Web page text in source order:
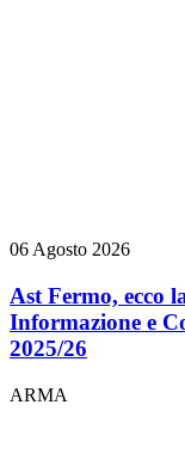
06 Agosto 2026
Ast Fermo, ecco
Informazione e
2025/26
ARMA